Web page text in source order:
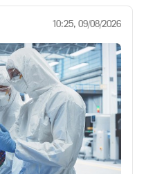
10:25, 09/08/2026